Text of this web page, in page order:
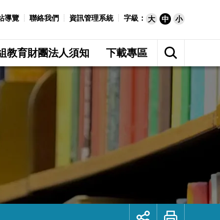
導覽 聯絡我們 資訊管理系統 字級： 大 中 小
教育財團法人須知 下載專區
展
開
網
站
尋
展
列